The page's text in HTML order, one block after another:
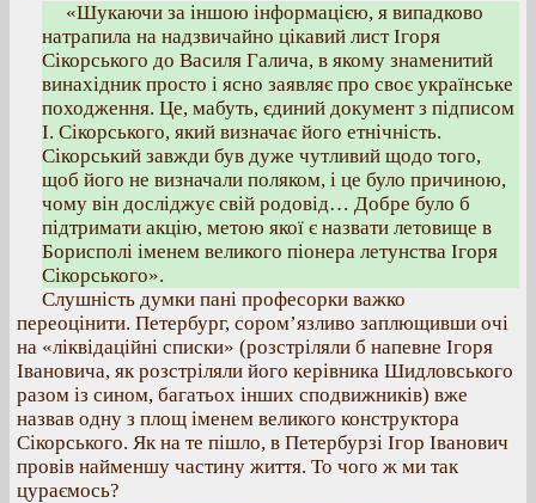
«Шукаючи за іншою інформацією, я випадково
натрапила на надзвичайно цікавий лист Ігоря
Сікорського до Василя Галича, в якому знаменитий
винахідник просто і ясно заявляє про своє українське
походження. Це, мабуть, єдиний документ з підписом
І. Сікорського, який визначає його етнічність.
Сікорський завжди був дуже чутливий щодо того,
щоб його не визначали поляком, і це було причиною,
чому він досліджує свій родовід… Добре було б
підтримати акцію, метою якої є назвати летовище в
Борисполі іменем великого піонера летунства Ігоря
Сікорського».
Слушність думки пані професорки важко
переоцінити. Петербург, сором’язливо заплющивши очі
на «ліквідаційні списки» (розстріляли б напевне Ігоря
Івановича, як розстріляли його керівника Шидловського
разом із сином, багатьох інших сподвижників) вже
назвав одну з площ іменем великого конструктора
Сікорського. Як на те пішло, в Петербурзі Ігор Іванович
провів найменшу частину життя. То чого ж ми так
цураємось?